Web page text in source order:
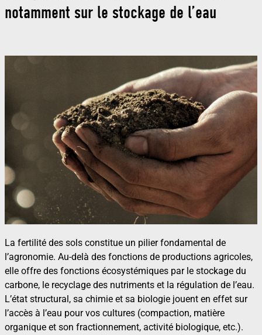
notamment sur le stockage de l’eau
La fertilité des sols constitue un pilier fondamental de
l’agronomie. Au-delà des fonctions de productions agricoles,
elle offre des fonctions écosystémiques par le stockage du
carbone, le recyclage des nutriments et la régulation de l’eau.
L’état structural, sa chimie et sa biologie jouent en effet sur
l’accès à l’eau pour vos cultures (compaction, matière
organique et son fractionnement, activité biologique, etc.).